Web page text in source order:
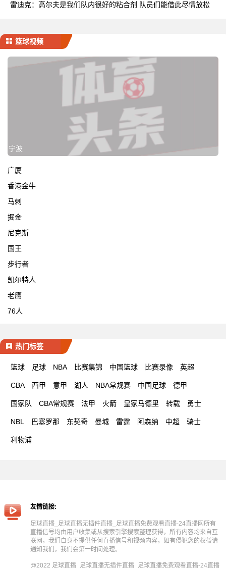
雷迪克：高尔夫是我们队内很好的粘合剂 队员们能借此尽情放松
篮球视频
宁波
广厦
香港金牛
马刺
掘金
尼克斯
国王
步行者
凯尔特人
老鹰
76人
热门标签
篮球 足球 NBA 比赛集锦 中国篮球 比赛录像 英超
CBA 西甲 意甲 湖人 NBA常规赛 中国足球 德甲
国家队 CBA常规赛 法甲 火箭 皇家马德里 转载 勇士
NBL 巴塞罗那 东契奇 曼城 雷霆 阿森纳 中超 骑士
利物浦
友情链接:
足球直播_足球直播无插件直播_足球直播免费观看直播-24直播网所有
直播信号均由用户收集或从搜索引擎搜索整理获得，所有内容均来自互
联网，我们自身不提供任何直播信号和视频内容，如有侵犯您的权益请
通知我们，我们会第一时间处理。
@2022 足球直播_足球直播无插件直播_足球直播免费观看直播-24直播